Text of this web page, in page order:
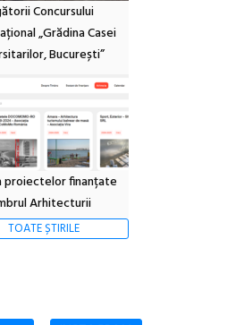
Concursului
„Grădina Casei
București”
proiectelor finanțate
Arhitecturii
TOATE ȘTIRILE